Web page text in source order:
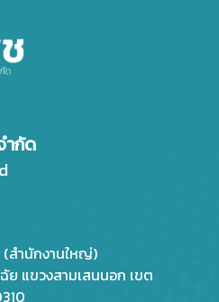
กัด
สำนักงานใหญ่)
แขวงสามเสนนอก เขต